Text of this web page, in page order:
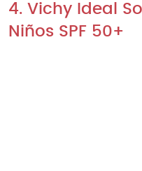
4. Vichy Ideal
Niños SPF 50+